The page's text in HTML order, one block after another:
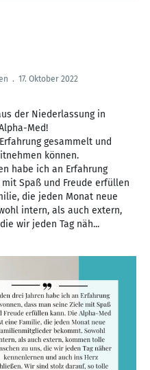
. 17. Oktober 2022
der Niederlassung in
Med!
gesammelt und
können.
habe ich an Erfahrung
Spaß und Freude erfüllen
die jeden Monat neue
intern, als auch extern,
wir jeden Tag näh...